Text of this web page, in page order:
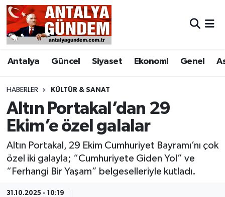
Antalya Güncel Siyaset Ekonomi Genel
HABERLER KÜLTÜR & SANAT
Altın Portakal’dan 29
Ekim’e özel galalar
Altın Portakal, 29 Ekim Cumhuriyet Bayramı’nı çok
özel iki galayla; “Cumhuriyete Giden Yol” ve
“Ferhangi Bir Yaşam” belgeselleriyle kutladı.
31.10.2025 - 10:19
Antalya
Asayiş
Bilim & Teknoloji
Bölge
EĞİTİM
Ekonomi
Genel
Antalya Nöbetçi Eczaneler
Antalya Hava Durumu
Antalya Namaz Vakitleri
Antalya Trafik Yoğunluk Haritası
Süper Lig Puan Durumu ve Fikstür
Tüm Manşetler
Son Dakika Haberleri